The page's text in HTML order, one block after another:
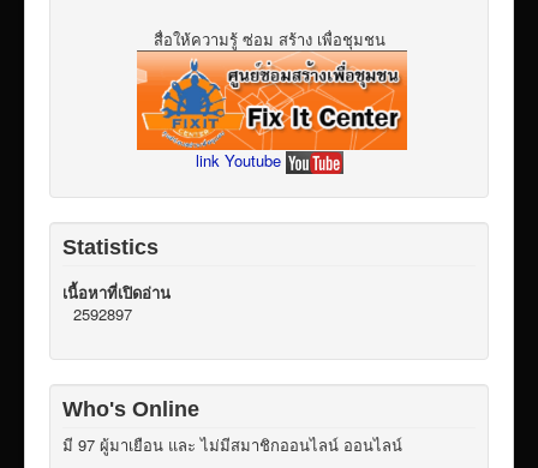
สื่อให้ความรู้ ซ่อม สร้าง เพื่อชุมชน
link Youtube
Statistics
เนื้อหาที่เปิดอ่าน
2592897
Who's Online
มี 97 ผู้มาเยือน และ ไม่มีสมาชิกออนไลน์ ออนไลน์